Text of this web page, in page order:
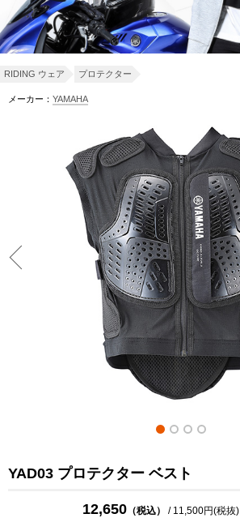
RIDING ウェア プロテクター
メーカー： YAMAHA
YAD03 プロテクター ベスト
12,650 （税込） / 11,500円(税抜)